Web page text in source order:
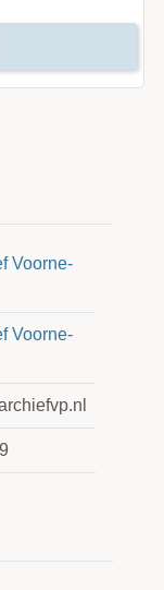
Voorne-
Voorne-